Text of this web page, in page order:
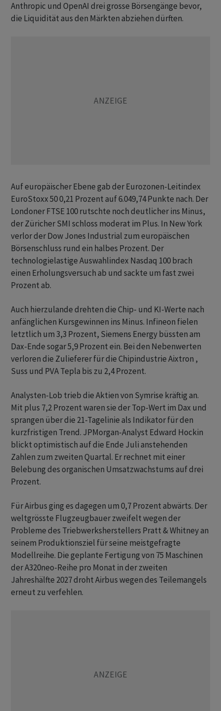
Anthropic und OpenAI drei grosse Börsengänge bevor,
die Liquidität aus den Märkten abziehen dürften.
Auf europäischer Ebene gab der Eurozonen-Leitindex
EuroStoxx 50 0,21 Prozent auf 6.049,74 Punkte nach. Der
Londoner FTSE 100 rutschte noch deutlicher ins Minus,
der Züricher SMI schloss moderat im Plus. In New York
verlor der Dow Jones Industrial zum europäischen
Börsenschluss rund ein halbes Prozent. Der
technologielastige Auswahlindex Nasdaq 100 brach
einen Erholungsversuch ab und sackte um fast zwei
Prozent ab.
Auch hierzulande drehten die Chip- und KI-Werte nach
anfänglichen Kursgewinnen ins Minus. Infineon fielen
letztlich um 3,3 Prozent, Siemens Energy büssten am
Dax-Ende sogar 5,9 Prozent ein. Bei den Nebenwerten
verloren die Zulieferer für die Chipindustrie Aixtron ,
Suss und PVA Tepla bis zu 2,4 Prozent.
Analysten-Lob trieb die Aktien von Symrise kräftig an.
Mit plus 7,2 Prozent waren sie der Top-Wert im Dax und
sprangen über die 21-Tagelinie als Indikator für den
kurzfristigen Trend. JPMorgan-Analyst Edward Hockin
blickt optimistisch auf die Ende Juli anstehenden
Zahlen zum zweiten Quartal. Er rechnet mit einer
Belebung des organischen Umsatzwachstums auf drei
Prozent.
Für Airbus ging es dagegen um 0,7 Prozent abwärts. Der
weltgrösste Flugzeugbauer zweifelt wegen der
Probleme des Triebwerksherstellers Pratt & Whitney an
seinem Produktionsziel für seine meistgefragte
Modellreihe. Die geplante Fertigung von 75 Maschinen
der A320neo-Reihe pro Monat in der zweiten
Jahreshälfte 2027 droht Airbus wegen des Teilemangels
erneut zu verfehlen.